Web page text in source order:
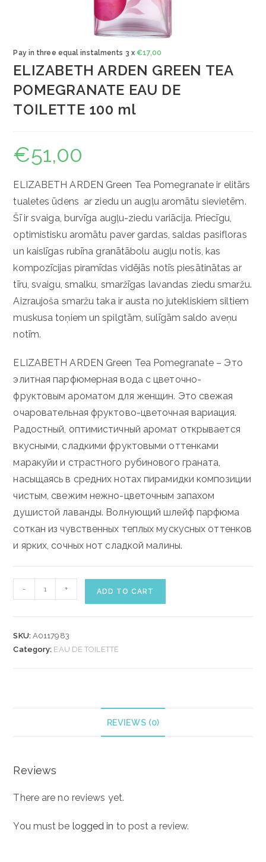
Pay in three equal instalments 3 x €17,00
ELIZABETH ARDEN GREEN TEA
POMEGRANATE EAU DE
TOILETTE 100 ml
€51,00
ELIZABETH ARDEN Green Tea Pomegranate ir elitārs
tualetes ūdens ar ziedu un augļu aromātu sievietēm.
Šī ir svaiga, burvīga augļu-ziedu variācija. Priecīgu,
optimistisku aromātu paver gardas, saldas pasifloras
un kaislīgas rubīna granātābolu augļu notis, kas
kompozīcijas piramīdas vidējās notīs piesātinātas ar
tīru, svaigu, smalku, smaržīgas lavandas ziedu smaržu.
Aizraujoša smaržu taka ir austa no jutekliskiem siltiem
muskusa toņiem un spilgtām, sulīgām saldo aveņu
notīm.
ELIZABETH ARDEN Green Tea Pomegranate – Это
элитная парфюмерная вода с цветочно-
фруктовым ароматом для женщин. Это свежая
очаровательная фруктово-цветочная вариация.
Радостный, оптимистичный аромат открывается
вкусными, сладкими фруктовыми оттенками
маракуйи и страстного рубинового граната,
насыщаясь в средних нотах пирамидки композиции
чистым, свежим нежно-цветочным запахом
душистой лаванды. Волнующий шлейф парфюма
соткан из чувственных теплых мускусных оттенков
и ярких, сочных нот сладкой малины.
ARDEN
- + ADD TO CART
SKU: A0117983
Category: EAU DE TOILETTE
REVIEWS (0)
Reviews
There are no reviews yet.
You must be logged in to post a review.